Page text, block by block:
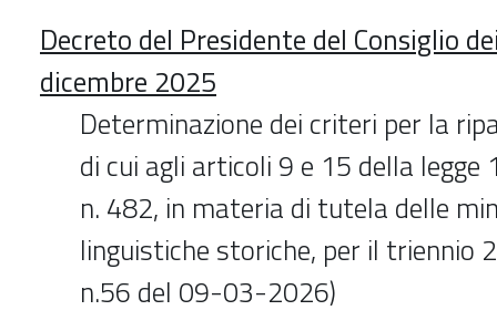
Decreto del Presidente del Consiglio
dicembre 2025
Determinazione dei criteri per la
di cui agli articoli 9 e 15 della legge
n. 482, in materia di tutela delle
linguistiche storiche, per il triennio
n.56 del 09-03-2026)